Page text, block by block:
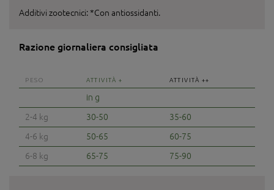
Additivi zootecnici: *Con antiossidanti.
Razione giornaliera consigliata
PESO ATTIVITÀ + ATTIVITÀ ++
in g
2-4 kg
30-50
35-60
4-6 kg
50-65
60-75
6-8 kg
65-75 75-90